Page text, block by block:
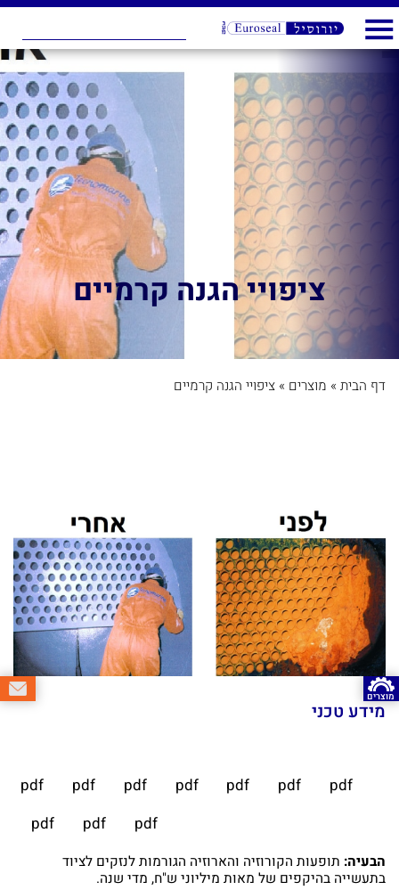
מוצרים
ציפויי הגנה קרמיים
דף הבית » מוצרים » ציפויי הגנה קרמיים
הבעיה: תופעות הקורוזיה והארוזיה הגורמות לנזקים לציוד
בתעשייה בהיקפים של מאות מיליוני ש"ח, מדי שנה.
מידע טכני
pdf
pdf
pdf
pdf
pdf
pdf
pdf
pdf
pdf
pdf